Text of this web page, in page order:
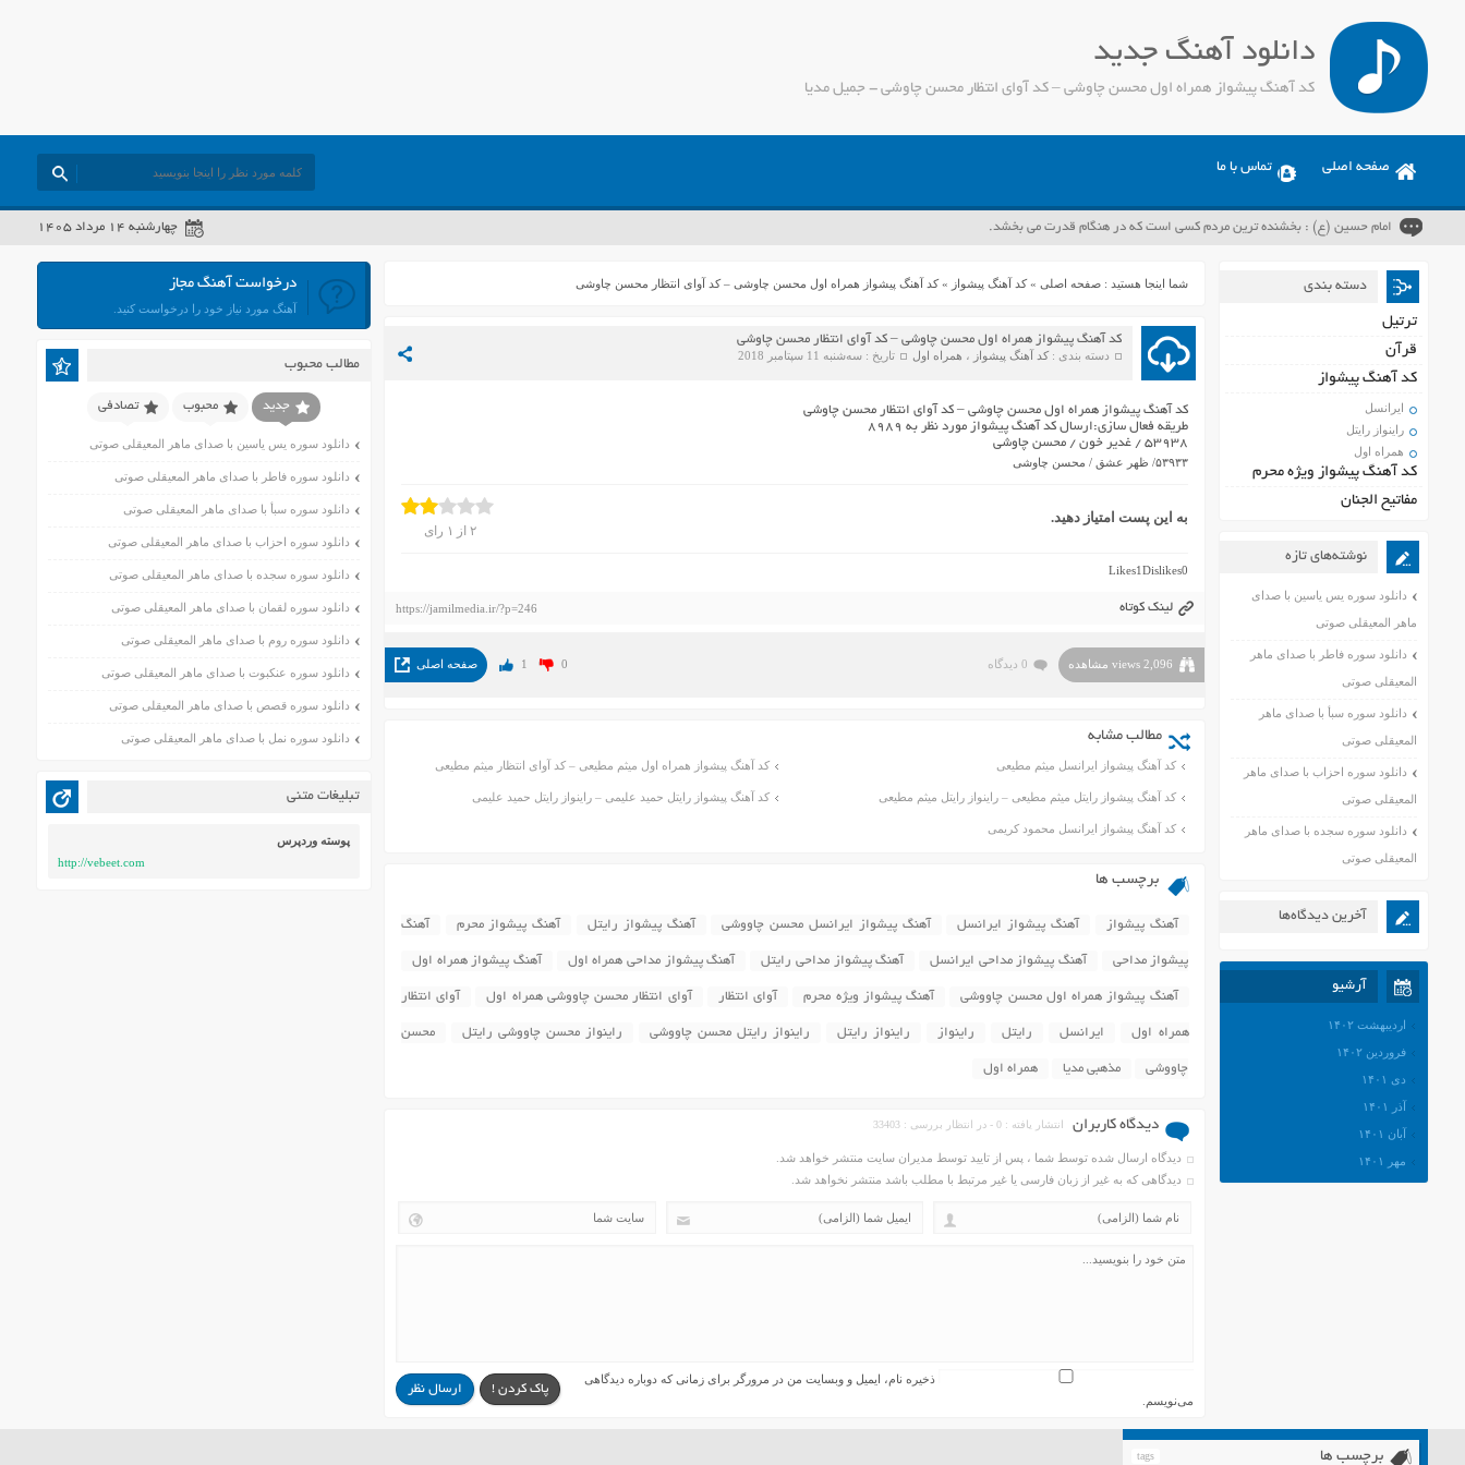
دانلود آهنگ جدید
کد آهنگ پیشواز همراه اول محسن چاوشی – کد آوای انتظار محسن چاوشی - جمیل مدیا
صفحه اصلی تماس با ما
امام حسین (ع) : بخشنده ترین مردم کسی است که در هنگام قدرت می بخشد. چهارشنبه ۱۴ مرداد ۱۴۰۵
شما اینجا هستید : صفحه اصلی»کد آهنگ پیشواز »کد آهنگ پیشواز همراه اول محسن چاوشی – کد آوای انتظار محسن چاوشی
کد آهنگ پیشواز همراه اول محسن چاوشی – کد آوای انتظار محسن چاوشی
دسته بندی : کد آهنگ پیشواز ، همراه اول تاریخ : سه‌شنبه 11 سپتامبر 2018
کد آهنگ پیشواز همراه اول محسن چاوشی – کد آوای انتظار محسن چاوشی
طریقه فعال سازی:ارسال کد آهنگ پیشواز مورد نظر به ۸۹۸۹
۵۳۹۳۸ / غدیر خون / محسن چاوشی
۵۳۹۳۳/ ظهر عشق / محسن چاوشی
به این پست امتیاز دهید.
۲از ۱ رای
Likes1Dislikes0
لینک کوتاه https://jamilmedia.ir/?p=246
2,096 views مشاهده 0 دیدگاه صفحه اصلی 1 0
مطالب مشابه
کد آهنگ پیشواز ایرانسل میثم مطیعی کد آهنگ پیشواز همراه اول میثم مطیعی – کد آوای انتظار میثم مطیعی
کد آهنگ پیشواز رایتل میثم مطیعی – راینواز رایتل میثم مطیعی کد آهنگ پیشواز رایتل حمید علیمی – راینواز رایتل حمید علیمی
کد آهنگ پیشواز ایرانسل محمود کریمی
برچسب ها
آهنگ پیشواز آهنگ پیشواز ایرانسل آهنگ پیشواز ایرانسل محسن چاووشی آهنگ پیشواز رایتل آهنگ پیشواز محرم آهنگ
پیشواز مداحی آهنگ پیشواز مداحی ایرانسل آهنگ پیشواز مداحی رایتل آهنگ پیشواز مداحی همراه اول آهنگ پیشواز همراه اول
آهنگ پیشواز همراه اول محسن چاووشی آهنگ پیشواز ویژه محرم آوای انتظار آوای انتظار محسن چاووشی همراه اول آوای انتظار
همراه اول ایرانسل رایتل راینواز راینواز رایتل راینواز رایتل محسن چاووشی راینواز محسن چاووشی رایتل محسن
چاووشی مذهبی مدیا همراه اول
دیدگاه کاربران انتشار یافته : 0 - در انتظار بررسی : 33403
دیدگاه ارسال شده توسط شما ، پس از تایید توسط مدیران سایت منتشر خواهد شد.
دیدگاهی که به غیر از زبان فارسی یا غیر مرتبط با مطلب باشد منتشر نخواهد شد.
ارسال نظر پاک کردن !
ذخیره نام، ایمیل و وبسایت من در مرورگر برای زمانی که دوباره دیدگاهی
می‌نویسم.
دسته بندی
ترتیل
قرآن
کد آهنگ پیشواز
ایرانسل
راینواز رایتل
همراه اول
کد آهنگ پیشواز ویژه محرم
مفاتیح الجنان
نوشته‌های تازه
دانلود سوره یس یاسین با صدای
ماهر المعیقلی صوتی
دانلود سوره فاطر با صدای ماهر
المعیقلی صوتی
دانلود سوره سبأ با صدای ماهر
المعیقلی صوتی
دانلود سوره احزاب با صدای ماهر
المعیقلی صوتی
دانلود سوره سجده با صدای ماهر
المعیقلی صوتی
آخرین دیدگاه‌ها
آرشیو
اردیبهشت ۱۴۰۲
فروردین ۱۴۰۲
دی ۱۴۰۱
آذر ۱۴۰۱
آبان ۱۴۰۱
مهر ۱۴۰۱
آذر ۱۴۰۰
آبان ۱۴۰۰
درخواست آهنگ مجاز
آهنگ مورد نیاز خود را درخواست کنید.
مطالب محبوب
جدید محبوب تصادفی
دانلود سوره یس یاسین با صدای ماهر المعیقلی صوتی
دانلود سوره فاطر با صدای ماهر المعیقلی صوتی
دانلود سوره سبأ با صدای ماهر المعیقلی صوتی
دانلود سوره احزاب با صدای ماهر المعیقلی صوتی
دانلود سوره سجده با صدای ماهر المعیقلی صوتی
دانلود سوره لقمان با صدای ماهر المعیقلی صوتی
دانلود سوره روم با صدای ماهر المعیقلی صوتی
دانلود سوره عنکبوت با صدای ماهر المعیقلی صوتی
دانلود سوره قصص با صدای ماهر المعیقلی صوتی
دانلود سوره نمل با صدای ماهر المعیقلی صوتی
تبلیغات متنی
پوسته وردپرس
http://vebeet.com
برچسب ها tags